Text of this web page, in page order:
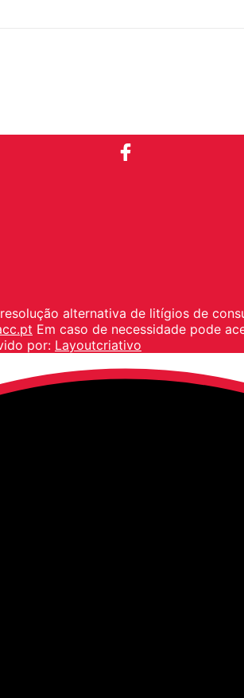
alternativa de litígios de
Em caso de necessidade pode
por: Layoutcriativo